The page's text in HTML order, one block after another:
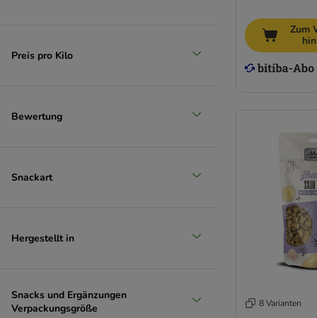
Zesty Paws
Probierpakete Katzensnacks
Preis pro Kilo
Bewertung
Snackart
Hergestellt in
Snacks und Ergänzungen
Verpackungsgröße
Zum
8 Varianten